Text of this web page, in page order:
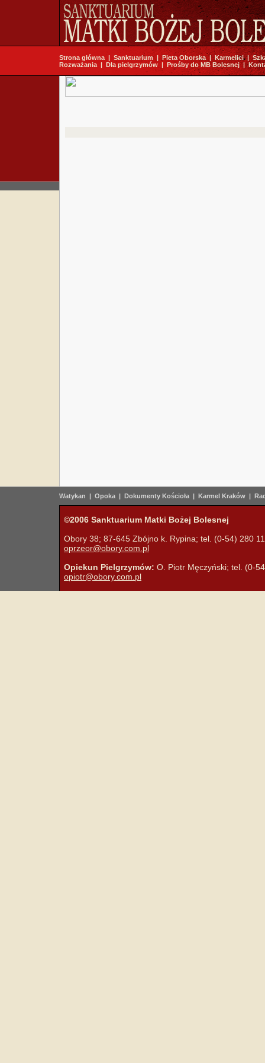
Strona główna | Sanktuarium|Pieta Oborska|Karmelici|
Rozważania | Dla pielgrzymów | Prośby do MB Bolesnej|
Watykan | Opoka | Dokumenty Kościoła | Karmel Kraków |
©2006 Sanktuarium Matki Bożej Bolesnej
Obory 38; 87-645 Zbójno k. Rypina; tel. (0-54) 280
oprzeor@obory.com.pl
Opiekun Pielgrzymów: O. Piotr Męczyński; tel. (0-
opiotr@obory.com.pl